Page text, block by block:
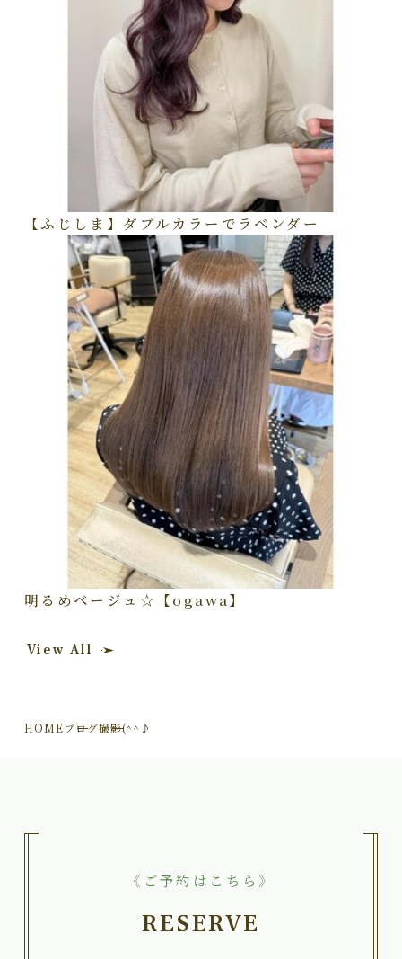
【ふじしま】ダブルカラーでラベンダー
明るめベージュ☆【ogawa】
View All
HOMEブログ撮影(^^♪
《ご予約はこちら》
RESERVE